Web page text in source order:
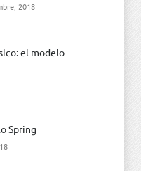
2018
el modelo
Spring